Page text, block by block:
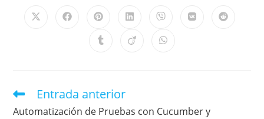
Entrada anterior
Automatización de Pruebas con Cucumber y